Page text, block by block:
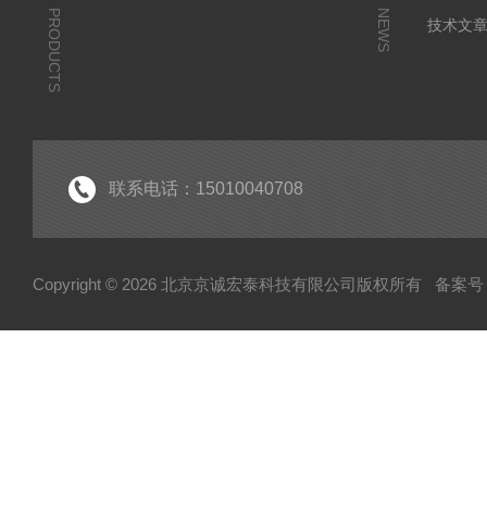
PRODUCTS NEWS
技术文
联系电话：15010040708
Copyright © 2026 北京京诚宏泰科技有限公司版权所有 备案号